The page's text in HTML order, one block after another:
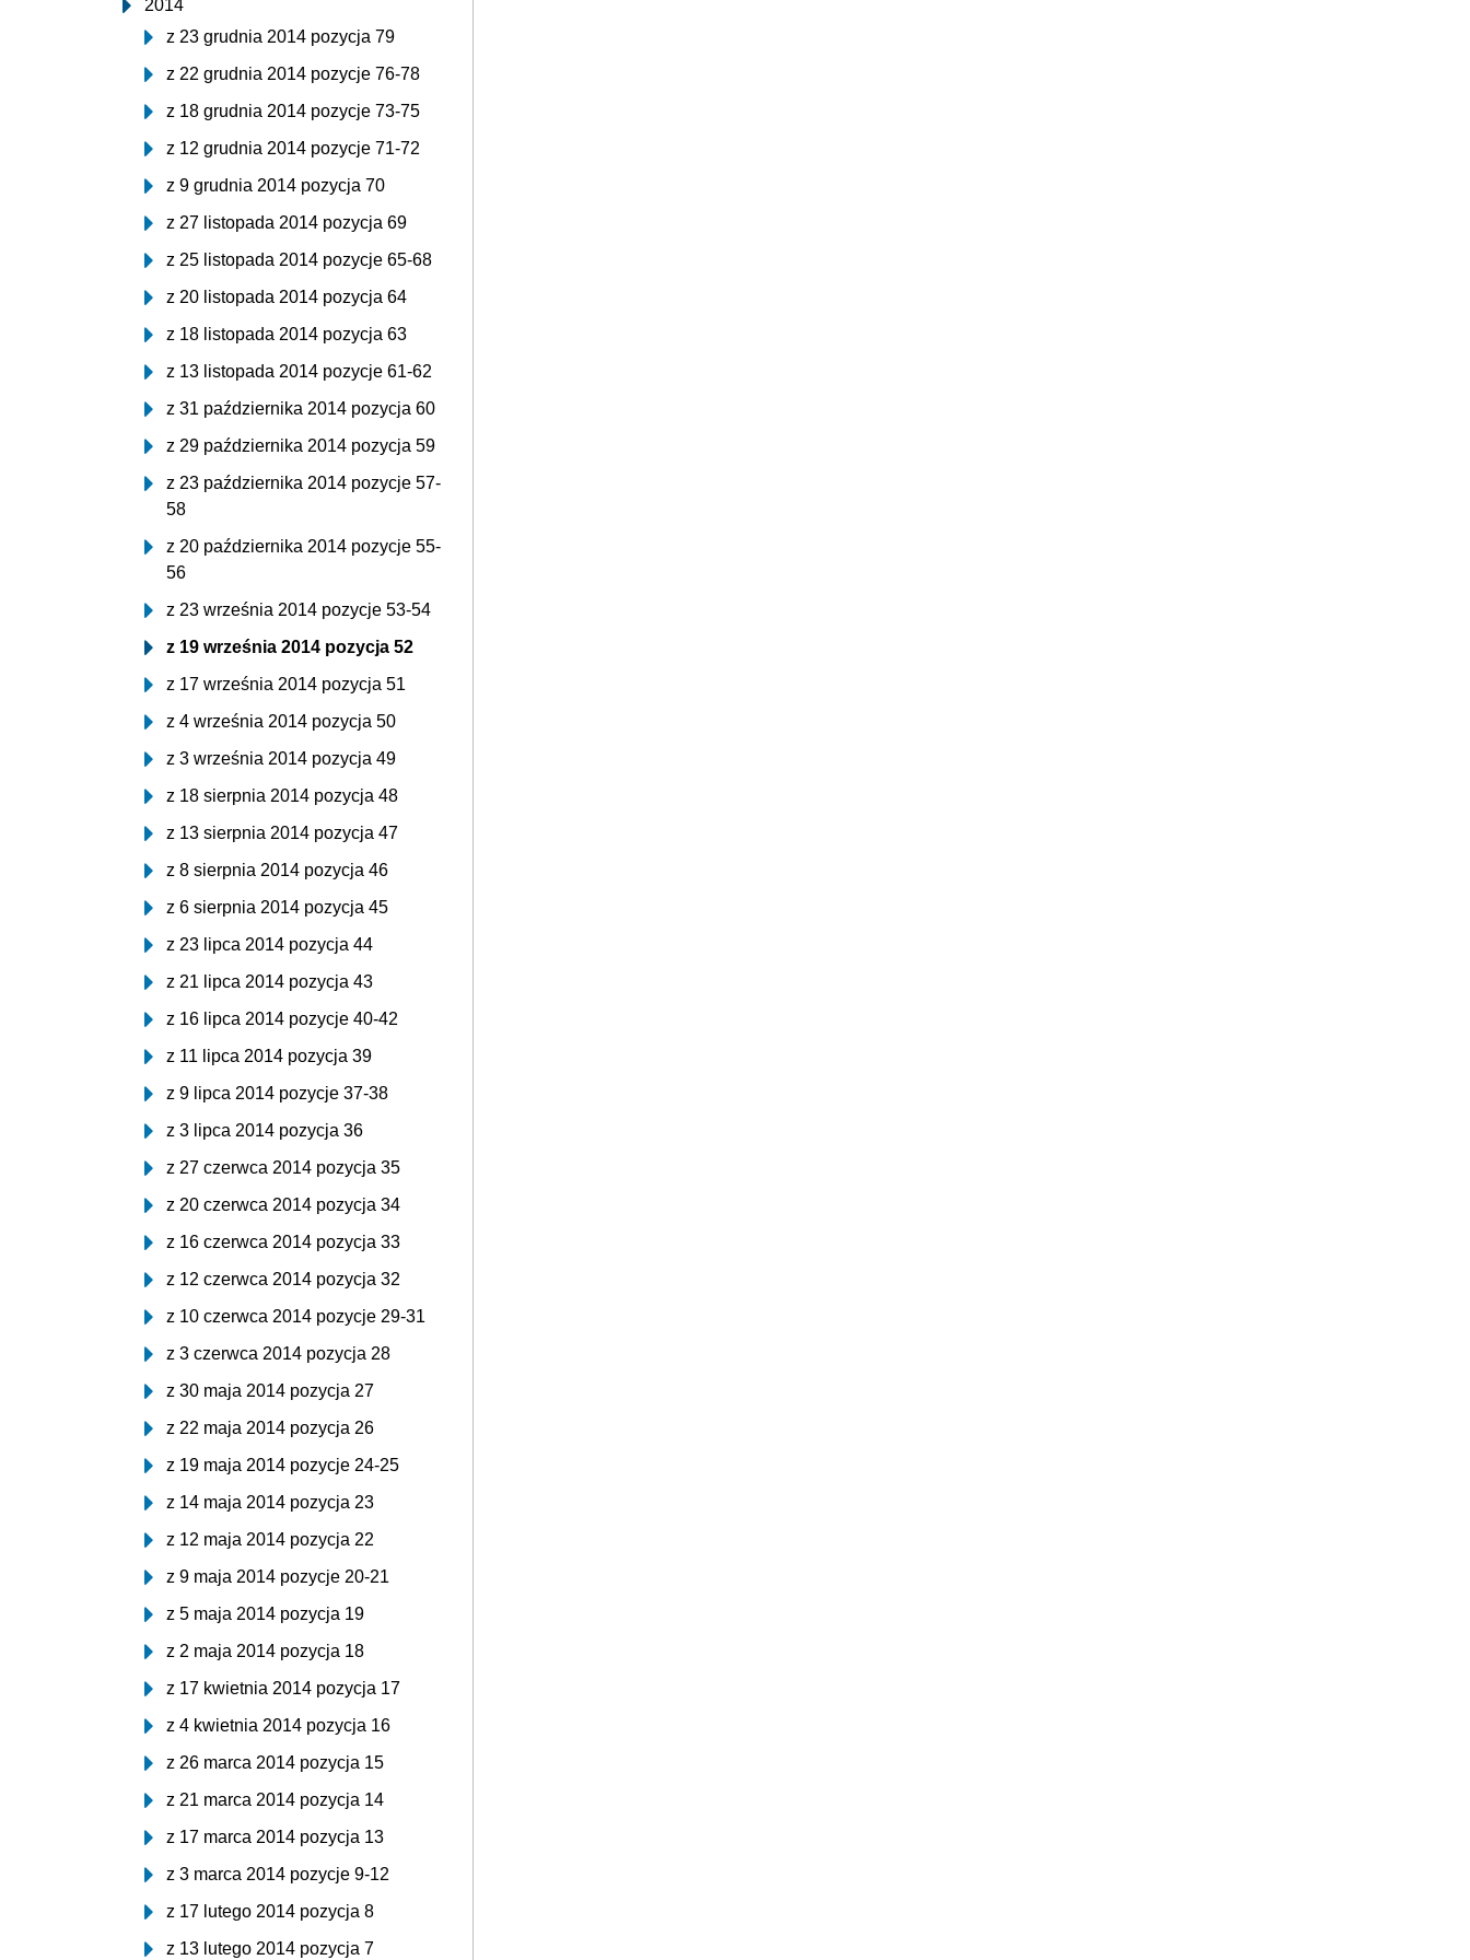
2014
z 23 grudnia 2014 pozycja 79
z 22 grudnia 2014 pozycje 76-78
z 18 grudnia 2014 pozycje 73-75
z 12 grudnia 2014 pozycje 71-72
z 9 grudnia 2014 pozycja 70
z 27 listopada 2014 pozycja 69
z 25 listopada 2014 pozycje 65-68
z 20 listopada 2014 pozycja 64
z 18 listopada 2014 pozycja 63
z 13 listopada 2014 pozycje 61-62
z 31 października 2014 pozycja 60
z 29 października 2014 pozycja 59
z 23 października 2014 pozycje 57-
58
z 20 października 2014 pozycje 55-
56
z 23 września 2014 pozycje 53-54
z 19 września 2014 pozycja 52
z 17 września 2014 pozycja 51
z 4 września 2014 pozycja 50
z 3 września 2014 pozycja 49
z 18 sierpnia 2014 pozycja 48
z 13 sierpnia 2014 pozycja 47
z 8 sierpnia 2014 pozycja 46
z 6 sierpnia 2014 pozycja 45
z 23 lipca 2014 pozycja 44
z 21 lipca 2014 pozycja 43
z 16 lipca 2014 pozycje 40-42
z 11 lipca 2014 pozycja 39
z 9 lipca 2014 pozycje 37-38
z 3 lipca 2014 pozycja 36
z 27 czerwca 2014 pozycja 35
z 20 czerwca 2014 pozycja 34
z 16 czerwca 2014 pozycja 33
z 12 czerwca 2014 pozycja 32
z 10 czerwca 2014 pozycje 29-31
z 3 czerwca 2014 pozycja 28
z 30 maja 2014 pozycja 27
z 22 maja 2014 pozycja 26
z 19 maja 2014 pozycje 24-25
z 14 maja 2014 pozycja 23
z 12 maja 2014 pozycja 22
z 9 maja 2014 pozycje 20-21
z 5 maja 2014 pozycja 19
z 2 maja 2014 pozycja 18
z 17 kwietnia 2014 pozycja 17
z 4 kwietnia 2014 pozycja 16
z 26 marca 2014 pozycja 15
z 21 marca 2014 pozycja 14
z 17 marca 2014 pozycja 13
z 3 marca 2014 pozycje 9-12
z 17 lutego 2014 pozycja 8
z 13 lutego 2014 pozycja 7